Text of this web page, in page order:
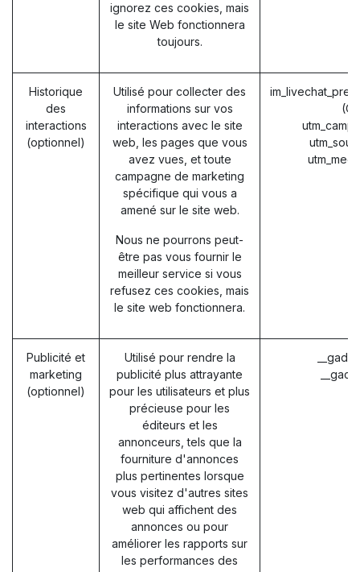
ignorez ces cookies, mais
le site Web fonctionnera
toujours.
Historique
des
interactions
(optionnel)
Utilisé pour collecter des
informations sur vos
interactions avec le site
web, les pages que vous
avez vues, et toute
campagne de marketing
spécifique qui vous a
amené sur le site web.
Nous ne pourrons peut-
être pas vous fournir le
meilleur service si vous
refusez ces cookies, mais
le site web fonctionnera.
Publicité et
marketing
(optionnel)
Utilisé pour rendre la
publicité plus attrayante
pour les utilisateurs et plus
précieuse pour les
éditeurs et les
annonceurs, tels que la
fourniture d'annonces
plus pertinentes lorsque
vous visitez d'autres sites
web qui affichent des
annonces ou pour
améliorer les rapports sur
les performances des
__gac